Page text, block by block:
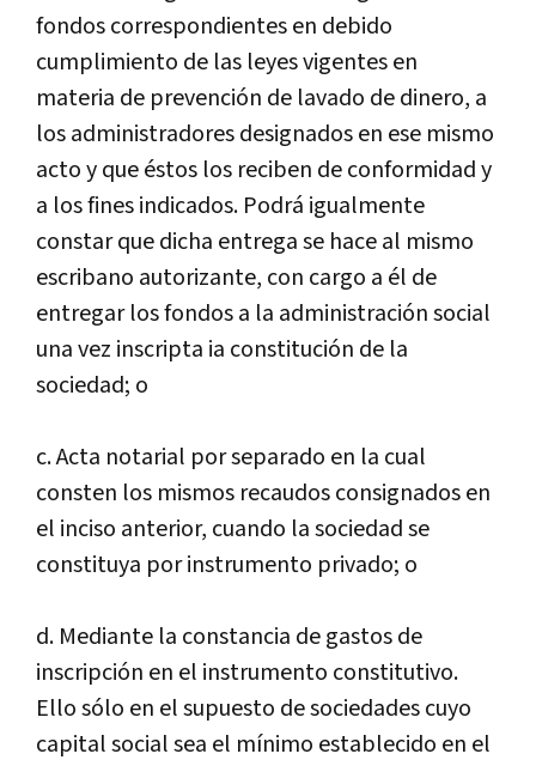
fondos correspondientes en debido
cumplimiento de las leyes vigentes en
materia de prevención de lavado de dinero, a
los administradores designados en ese mismo
acto y que éstos los reciben de conformidad y
a los fines indicados. Podrá igualmente
constar que dicha entrega se hace al mismo
escribano autorizante, con cargo a él de
entregar los fondos a la administración social
una vez inscripta ia constitución de la
sociedad; o
c. Acta notarial por separado en la cual
consten los mismos recaudos consignados en
el inciso anterior, cuando la sociedad se
constituya por instrumento privado; o
d. Mediante la constancia de gastos de
inscripción en el instrumento constitutivo.
Ello sólo en el supuesto de sociedades cuyo
capital social sea el mínimo establecido en el